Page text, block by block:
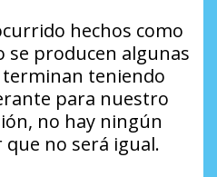
hechos como
se producen algunas
terminan teniendo
para nuestro
no hay ningún
no será igual.